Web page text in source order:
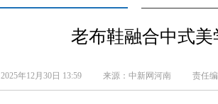
老布鞋融合中式美
2025年12月30日 13:59 来源：中新网河南 责任